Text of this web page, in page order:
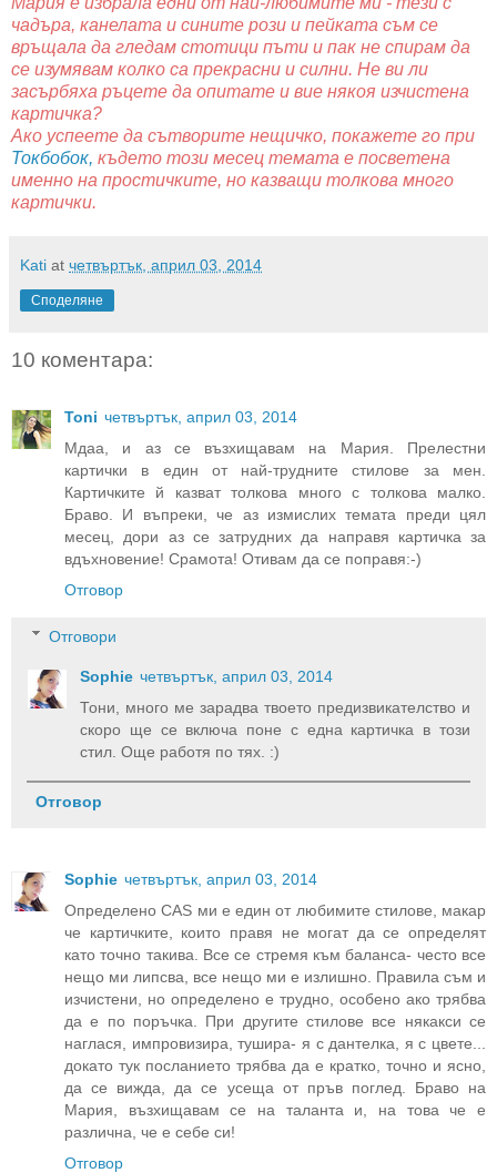
чадъра, канелата и сините рози и пейката съм се
връщала да гледам стотици пъти и пак не спирам да
се изумявам колко са прекрасни и силни. Не ви ли
засърбяха ръцете да опитате и вие някоя изчистена
картичка?
Ако успеете да сътворите нещичко, покажете го при
Токбобок, където този месец темата е посветена
именно на простичките, но казващи толкова много
картички.
Kati at четвъртък, април 03, 2014
Споделяне
10 коментара:
Toni четвъртък, април 03, 2014
Мдаа, и аз се възхищавам на Мария. Прелестни
картички в един от най-трудните стилове за мен.
Картичките й казват толкова много с толкова малко.
Браво. И въпреки, че аз измислих темата преди цял
месец, дори аз се затрудних да направя картичка за
вдъхновение! Срамота! Отивам да се поправя:-)
Отговор
Отговори
Sophie четвъртък, април 03, 2014
Тони, много ме зарадва твоето предизвикателство и
скоро ще се включа поне с една картичка в този
стил. Още работя по тях. :)
Отговор
Sophie четвъртък, април 03, 2014
Определено CAS ми е един от любимите стилове, макар
че картичките, които правя не могат да се определят
като точно такива. Все се стремя към баланса- често все
нещо ми липсва, все нещо ми е излишно. Правила съм и
изчистени, но определено е трудно, особено ако трябва
да е по поръчка. При другите стилове все някакси се
наглася, импровизира, тушира- я с дантелка, я с цвете...
докато тук посланието трябва да е кратко, точно и ясно,
да се вижда, да се усеща от пръв поглед. Браво на
Мария, възхищавам се на таланта и, на това че е
различна, че е себе си!
Отговор